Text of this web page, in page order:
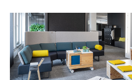
Uhren
Spiegel
Figuren & Miniaturen